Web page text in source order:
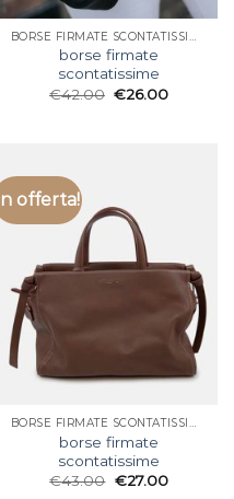
BORSE FIRMATE SCONTATISSIME
borse firmate
scontatissime
€42.00 €26.00
In offerta!
BORSE FIRMATE SCONTATISSIME
borse firmate
scontatissime
€43.00 €27.00